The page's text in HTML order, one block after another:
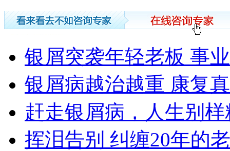
银屑突袭年轻老板 事
银屑病越治越重 康复
赶走银屑病，人生别
挥泪告别 纠缠20年的